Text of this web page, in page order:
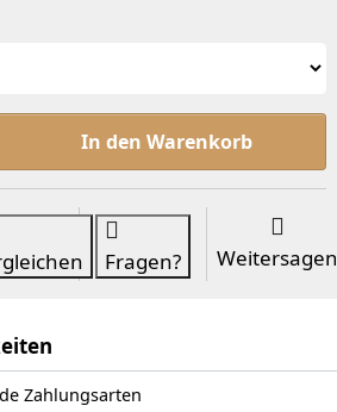
raff zu ab 8,90 €, Menge 1.
In den Warenkorb
Fragen? Weitersagen
Zahlungsarten